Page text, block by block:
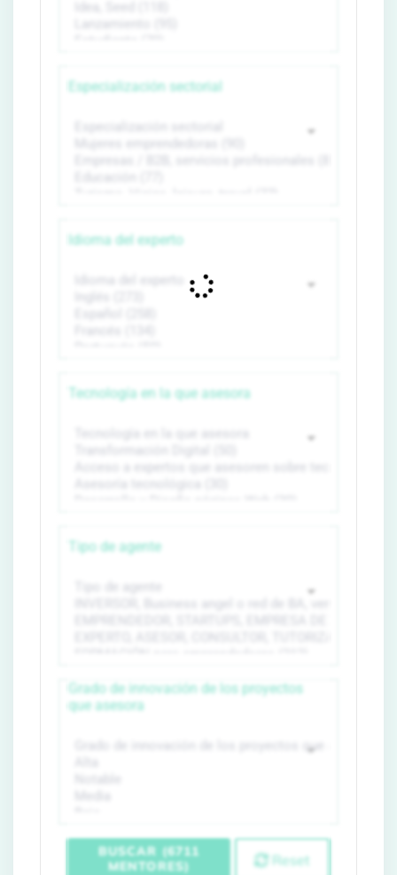
Especialización sectorial
Idioma del experto
Tecnología en la que asesora
Tipo de agente
Grado de innovación de los proyectos
que asesora
BUSCAR (6711
MENTORES)
Reset